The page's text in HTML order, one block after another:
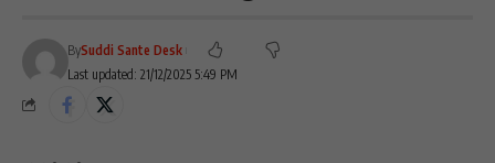
Last updated: 21/12/2025 5:49 PM
BySuddi Sante Desk